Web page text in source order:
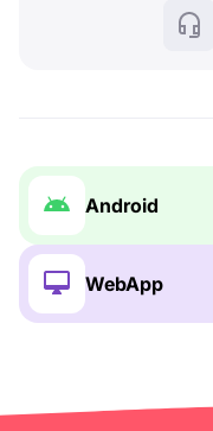
Android
WebApp